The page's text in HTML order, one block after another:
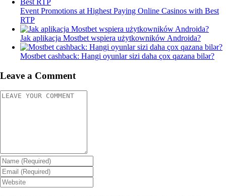
Event Promotions at Highest Paying Online Casinos with Best
RTP
Jak aplikacja Mostbet wspiera użytkowników Androida?
Mostbet cashback: Hangi oyunlar sizi daha çox qazana bilər?
Leave a Comment